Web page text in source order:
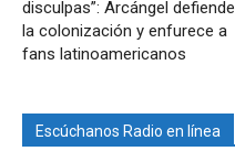
disculpas”: Arcángel defiende
la colonización y enfurece a
fans latinoamericanos
Escúchanos Radio en línea